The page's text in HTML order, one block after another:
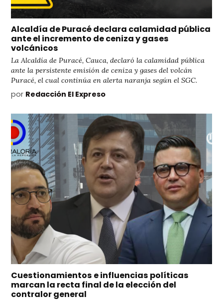
Alcaldía de Puracé declara calamidad pública
ante el incremento de ceniza y gases
volcánicos
La Alcaldía de Puracé, Cauca, declaró la calamidad pública
ante la persistente emisión de ceniza y gases del volcán
Puracé, el cual continúa en alerta naranja según el SGC.
por Redacción El Expreso
Cuestionamientos e influencias políticas
marcan la recta final de la elección del
contralor general